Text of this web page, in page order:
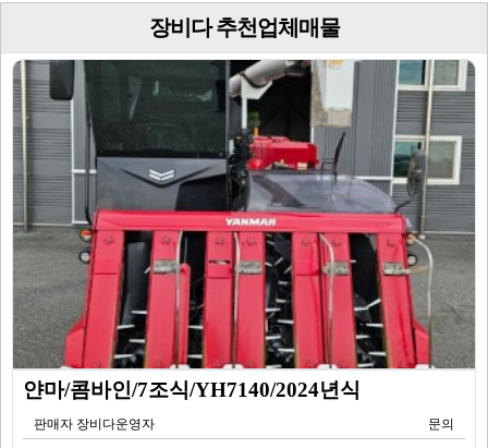
장비다 추천업체매물
얀마/콤바인/7조식/YH7140/2024년식
판매자 장비다운영자 문의